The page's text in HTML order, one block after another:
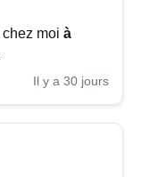
moi à
Il y a 30 jours